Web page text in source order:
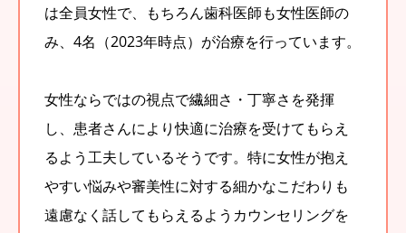
は全員女性で、もちろん歯科医師も女性医師の
み、4名（2023年時点）が治療を行っています。
女性ならではの視点で繊細さ・丁寧さを発揮
し、患者さんにより快適に治療を受けてもらえ
るよう工夫しているそうです。特に女性が抱え
やすい悩みや審美性に対する細かなこだわりも
遠慮なく話してもらえるようカウンセリングを